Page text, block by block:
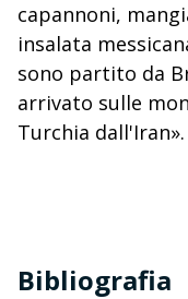
capannoni,
insalata
sono partito da
arrivato sulle
Turchia dall'Iran».
Bibliografia